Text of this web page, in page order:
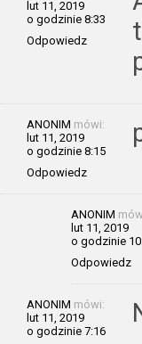
lut 11, 2019
o godzinie 8:33
Odpowiedz
ANONIM mówi:
lut 11, 2019
o godzinie 8:15
Odpowiedz
ANONIM
lut 11, 2019
o godzinie
Odpowiedz
ANONIM mówi:
lut 11, 2019
o godzinie 7:16